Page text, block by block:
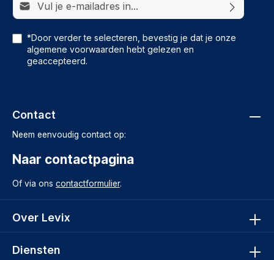
*Door verder te selecteren, bevestig je dat je onze
algemene voorwaarden hebt gelezen en
geaccepteerd.
Contact
Neem eenvoudig contact op:
Naar contactpagina
Of via ons contactformulier.
Over Levix
Diensten